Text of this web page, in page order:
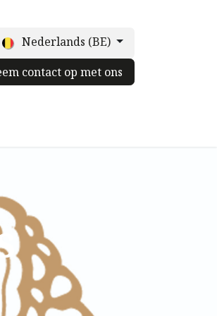
Nederlands (BE)
contact op met ons